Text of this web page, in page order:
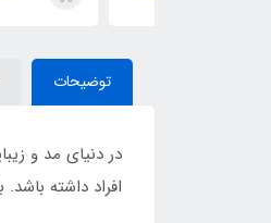
توضیحات
در دنیای مد و
افراد داشته